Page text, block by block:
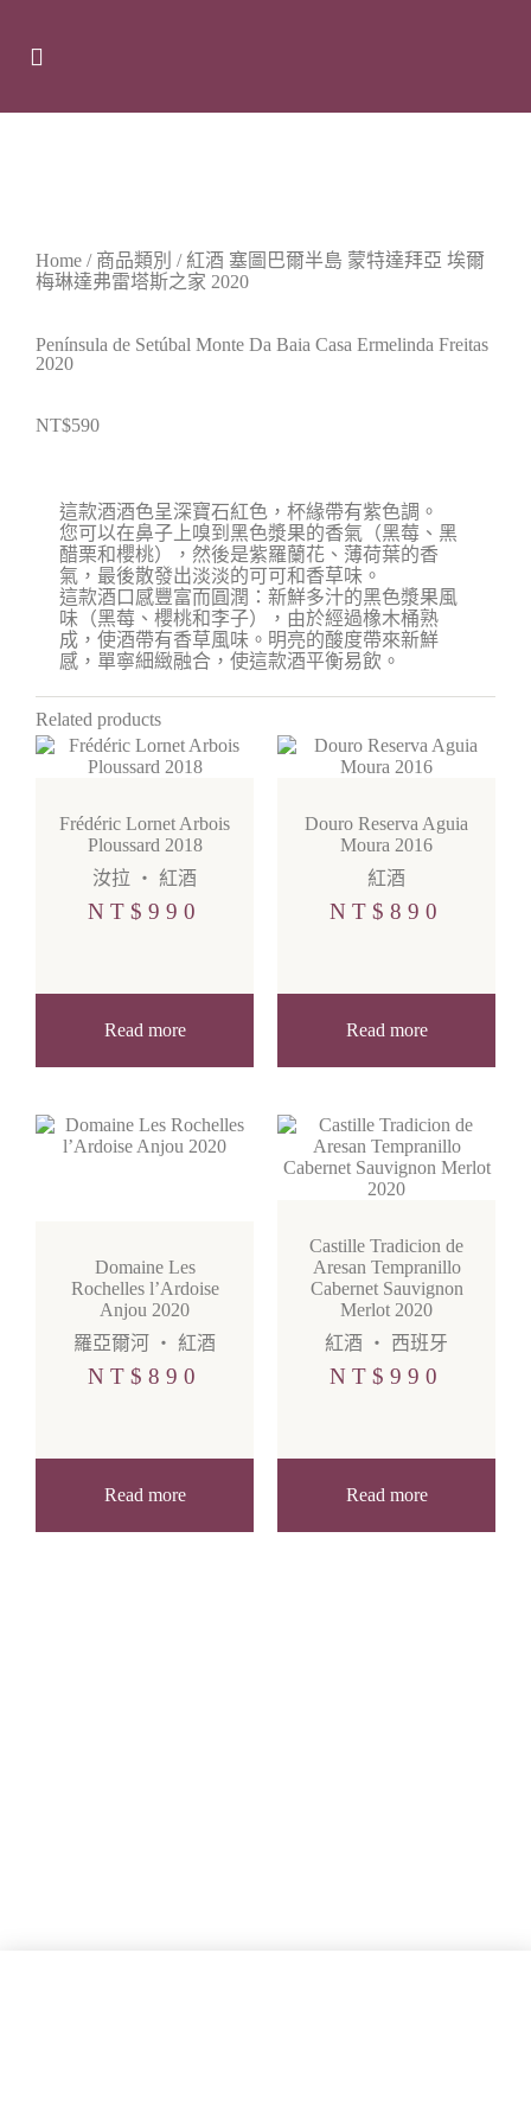
Home / 商品類別 / 紅酒 塞圖巴爾半島 蒙特達拜亞 埃爾
梅琳達弗雷塔斯之家 2020
Península de Setúbal Monte Da Baia Casa Ermelinda Freitas
2020
NT$590
這款酒酒色呈深寶石紅色，杯緣帶有紫色調。
您可以在鼻子上嗅到黑色漿果的香氣（黑莓、黑
醋栗和櫻桃），然後是紫羅蘭花、薄荷葉的香
氣，最後散發出淡淡的可可和香草味。
這款酒口感豐富而圓潤：新鮮多汁的黑色漿果風
味（黑莓、櫻桃和李子），由於經過橡木桶熟
成，使酒帶有香草風味。明亮的酸度帶來新鮮
感，單寧細緻融合，使這款酒平衡易飲。
Related products
Frédéric Lornet Arbois
Ploussard 2018
汝拉 ・ 紅酒
NT$ 990
Read more
Douro Reserva Aguia
Moura 2016
紅酒
NT$ 890
Read more
Domaine Les
Rochelles l’Ardoise
Anjou 2020
羅亞爾河
・ 紅酒
NT$ 890
Read more
Castille Tradicion de
Aresan Tempranillo
Cabernet Sauvignon
Merlot 2020
紅酒 ・ 西班牙
NT$ 990
Read more